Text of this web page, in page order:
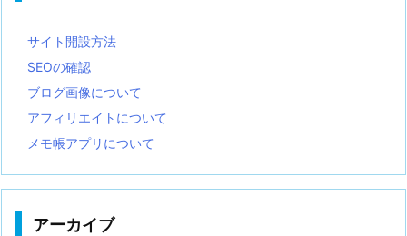
サイト開設方法
SEOの確認
ブログ画像について
アフィリエイトについて
メモ帳アプリについて
アーカイブ